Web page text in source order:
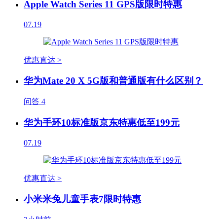
Apple Watch Series 11 GPS版限时特惠
07.19
优惠直达 >
华为Mate 20 X 5G版和普通版有什么区别？
问答 4
华为手环10标准版京东特惠低至199元
07.19
优惠直达 >
小米米兔儿童手表7限时特惠